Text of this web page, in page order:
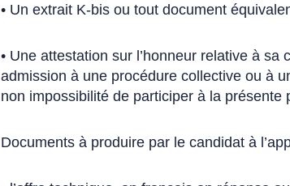
• Un extrait K-bis ou tout document
• Une attestation sur l’honneur relative à
admission à une procédure collective ou à
non impossibilité de participer à la présente
Documents à produire par le candidat à